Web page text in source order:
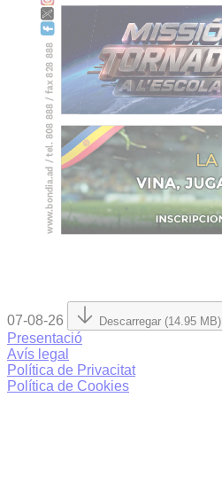
07-08-26 Descarregar (14.95 MB)
Presentació
Avís legal
Política de Privacitat
Política de Cookies